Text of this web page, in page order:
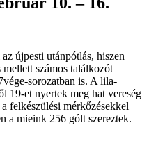
újpesti utánpótlás, hiszen
számos találkozót
sorozatban is. A lila-
19-et nyertek meg hat vereség
felkészülési mérkőzésekkel
a mieink 256 gólt szereztek.